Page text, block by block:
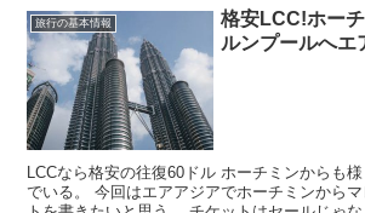
旅行の基本情報
格安LCC!ホー
ルンプールへエ
LCCなら格安の往復60ドル ホーチミンからも
でいる。 今回はエアアジアでホーチミンから